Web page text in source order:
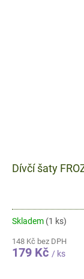
Dívčí šaty
Skladem (1 ks)
148 Kč bez DPH
179 Kč / ks